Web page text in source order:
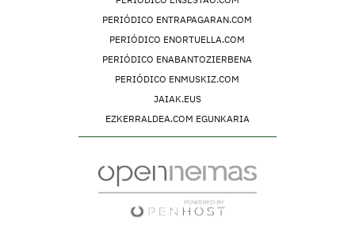
PERIÓDICO ENTRAPAGARAN.COM
PERIÓDICO ENORTUELLA.COM
PERIÓDICO ENABANTOZIERBENA
PERIÓDICO ENMUSKIZ.COM
JAIAK.EUS
EZKERRALDEA.COM EGUNKARIA